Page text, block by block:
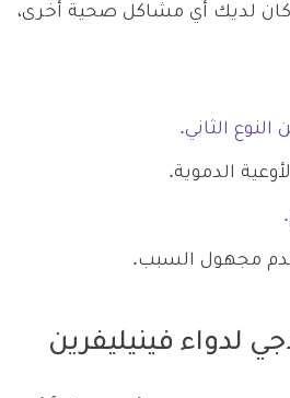
لديك أي مشاكل صحية أخرى،
الثاني.
الدموية.
مجهول السبب.
لدواء فينيليفرين